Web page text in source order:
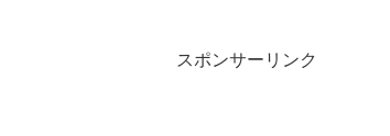
スポンサーリンク